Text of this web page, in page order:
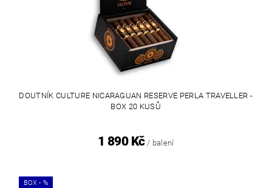
DOUTNÍK CULTURE NICARAGUAN RESERVE PERLA TRAVELLER -
BOX 20 KUSŮ
1 890 Kč / balení
BOX - %